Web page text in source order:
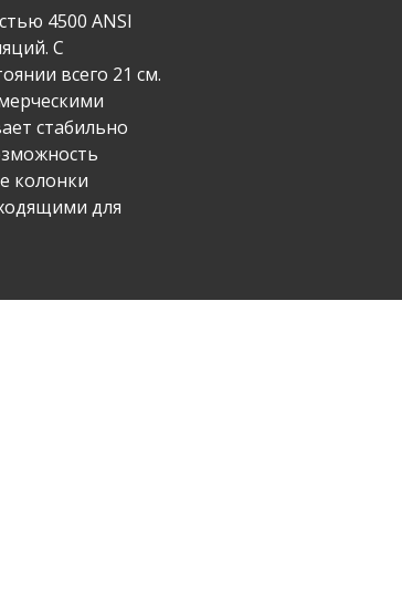
4500 ANSI
С
всего 21 см.
стабильно
колонки
для